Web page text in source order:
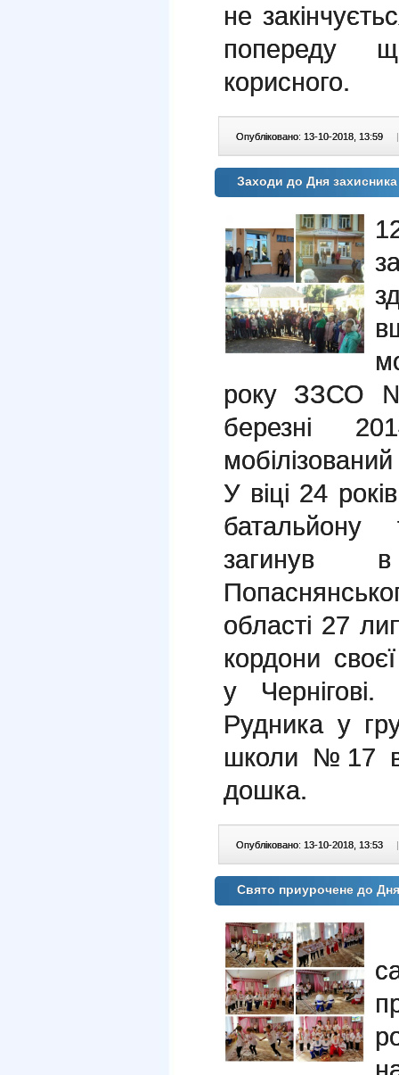
не
попереду
корисного.
Опубліковано: 13-10-2018, 13:59 |
Заходи до Дня
року ЗЗСО
березні
У віці 24
батальйону
загинув в
області 27
кордони
у
Рудника у
школи №17
дошка.
Опубліковано: 13-10-2018, 13:53 |
Свято приурочене до